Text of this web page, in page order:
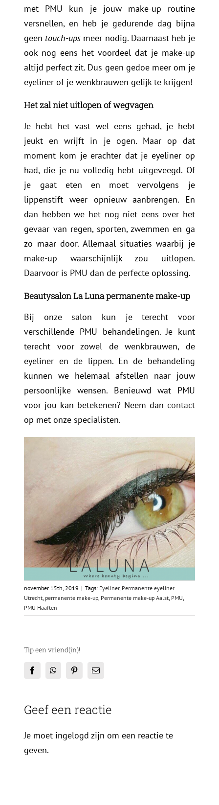
met PMU kun je jouw make-up routine
versnellen, en heb je gedurende dag bijna
geen touch-ups meer nodig. Daarnaast heb je
ook nog eens het voordeel dat je make-up
altijd perfect zit. Dus geen gedoe meer om je
eyeliner of je wenkbrauwen gelijk te krijgen!
Het zal niet uitlopen of wegvagen
Je hebt het vast wel eens gehad, je hebt
jeukt en wrijft in je ogen. Maar op dat
moment kom je erachter dat je eyeliner op
had, die je nu volledig hebt uitgeveegd. Of
je gaat eten en moet vervolgens je
lippenstift weer opnieuw aanbrengen. En
dan hebben we het nog niet eens over het
gevaar van regen, sporten, zwemmen en ga
zo maar door. Allemaal situaties waarbij je
make-up waarschijnlijk zou uitlopen.
Daarvoor is PMU dan de perfecte oplossing.
Beautysalon La Luna permanente make-up
Bij onze salon kun je terecht voor
verschillende PMU behandelingen. Je kunt
terecht voor zowel de wenkbrauwen, de
eyeliner en de lippen. En de behandeling
kunnen we helemaal afstellen naar jouw
persoonlijke wensen. Benieuwd wat PMU
voor jou kan betekenen? Neem dan contact
op met onze specialisten.
november 15th, 2019 | Tags: Eyeliner, Permanente eyeliner
Utrecht permanente make-up Permanente make-up Aalst PMU
PMU Haaften
Tip een vriend(in)!
FacebookWhatsAppPinterestE-
Geef een reactie
Je moet ingelogd zijn om een reactie te
geven.